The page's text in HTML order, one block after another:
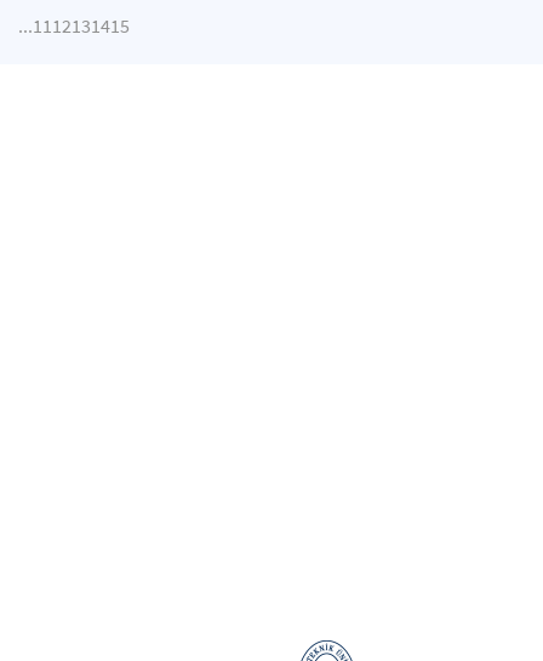
...1112131415